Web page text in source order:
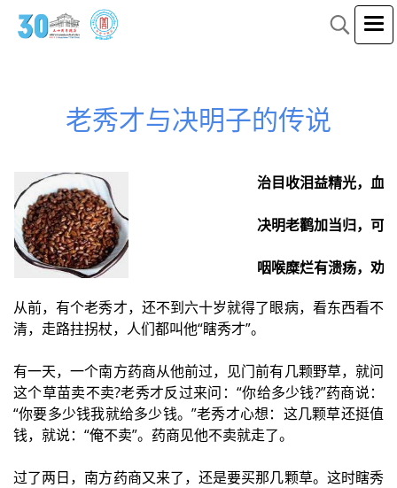
老秀才与决明子的传说
治目收泪益精光，血
决明老鹳加当归，可
咽喉糜烂有溃疡，劝
从前，有个老秀才，还不到六十岁就得了眼病，看东西看不
清，走路拄拐杖，人们都叫他“瞎秀才”。
有一天，一个南方药商从他前过，见门前有几颗野草，就问
这个草苗卖不卖?老秀才反过来问：“你给多少钱?”药商说：
“你要多少钱我就给多少钱。”老秀才心想：这几颗草还挺值
钱，就说：“俺不卖”。药商见他不卖就走了。
过了两日，南方药商又来了，还是要买那几颗草。这时瞎秀